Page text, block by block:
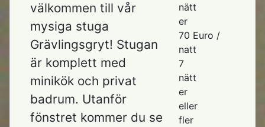
välkommen till vår
mysiga stuga
Grävlingsgryt! Stugan
är komplett med
minikök och privat
badrum. Utanför
fönstret kommer du se
nätt
er
70 Euro /
natt
7
nätt
er
eller
fler